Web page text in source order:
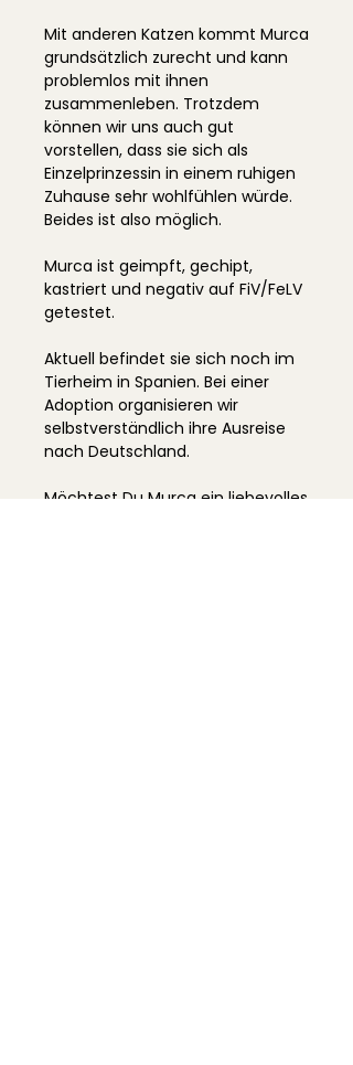
Mit anderen Katzen kommt Murca
grundsätzlich zurecht und kann
problemlos mit ihnen
zusammenleben. Trotzdem
können wir uns auch gut
vorstellen, dass sie sich als
Einzelprinzessin in einem ruhigen
Zuhause sehr wohlfühlen würde.
Beides ist also möglich.
Murca ist geimpft, gechipt,
kastriert und negativ auf FiV/FeLV
getestet.
Aktuell befindet sie sich noch im
Tierheim in Spanien. Bei einer
Adoption organisieren wir
selbstverständlich ihre Ausreise
nach Deutschland.
Möchtest Du Murca ein liebevolles